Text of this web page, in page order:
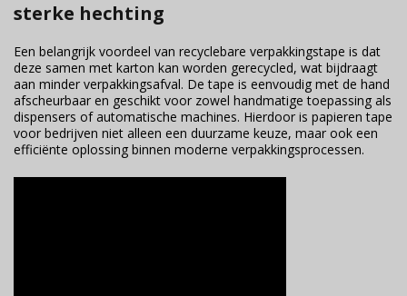
sterke hechting
Een belangrijk voordeel van recyclebare verpakkingstape is dat
deze samen met karton kan worden gerecycled, wat bijdraagt
aan minder verpakkingsafval. De tape is eenvoudig met de hand
afscheurbaar en geschikt voor zowel handmatige toepassing als
dispensers of automatische machines. Hierdoor is papieren tape
voor bedrijven niet alleen een duurzame keuze, maar ook een
efficiënte oplossing binnen moderne verpakkingsprocessen.